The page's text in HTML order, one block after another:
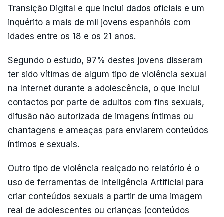
Transição Digital e que inclui dados oficiais e um
inquérito a mais de mil jovens espanhóis com
idades entre os 18 e os 21 anos.
Segundo o estudo, 97% destes jovens disseram
ter sido vítimas de algum tipo de violência sexual
na Internet durante a adolescência, o que inclui
contactos por parte de adultos com fins sexuais,
difusão não autorizada de imagens íntimas ou
chantagens e ameaças para enviarem conteúdos
íntimos e sexuais.
Outro tipo de violência realçado no relatório é o
uso de ferramentas de Inteligência Artificial para
criar conteúdos sexuais a partir de uma imagem
real de adolescentes ou crianças (conteúdos